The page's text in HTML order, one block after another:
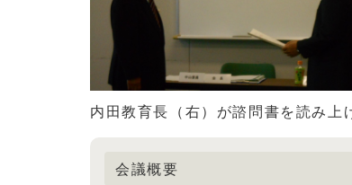
内田教育長（右）が諮問書を読み上
会議概要